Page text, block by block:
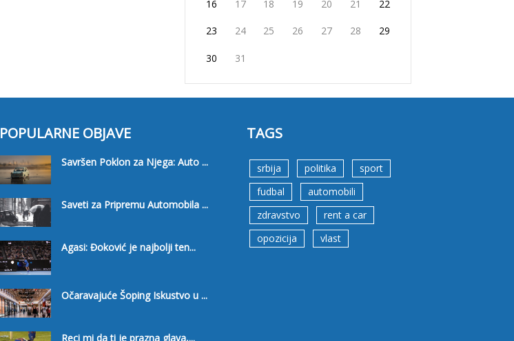
16 17 18 19 20 21 22
23 24 25 26 27 28 29
30 31
POPULARNE OBJAVE
Savršen Poklon za Njega: Auto ...
Saveti za Pripremu Automobila ...
Agasi: Đoković je najbolji ten...
Očaravajuće Šoping Iskustvo u ...
Reci mi da ti je prazna glava,...
TAGS
srbija politika
sport
fudbal
automobili
zdravstvo
rent a car
opozicija
vlast